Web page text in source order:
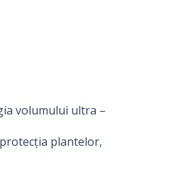
volumului ultra –
plantelor,